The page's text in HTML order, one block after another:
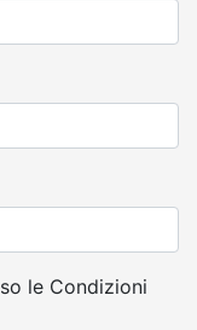
le Condizioni